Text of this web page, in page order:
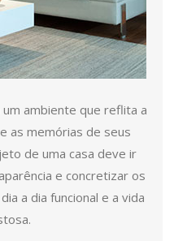
ambiente que reflita a
as memórias de seus
de uma casa deve ir
e concretizar os
a dia funcional e a vida